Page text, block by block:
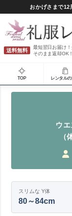
おかげさまで12
送料無料
最短翌日お届け
そのまま返却OK！
TOP レンタル
ウ
（
スリムな Y体
80～84cm